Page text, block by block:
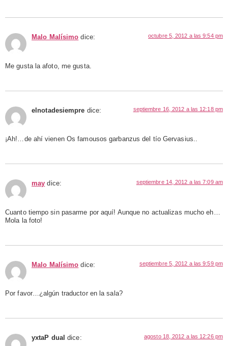
Malo Malísimo dice: octubre 5, 2012 a las 9:54 pm
Me gusta la afoto, me gusta.
elnotadesiempre dice: septiembre 16, 2012 a las 12:18 pm
¡Ah!…de ahí vienen Os famousos garbanzus del tío Gervasius..
may dice: septiembre 14, 2012 a las 7:09 am
Cuanto tiempo sin pasarme por aquí! Aunque no actualizas mucho eh…
Mola la foto!
Malo Malísimo dice: septiembre 5, 2012 a las 9:59 pm
Por favor…¿algún traductor en la sala?
yxtaP dual dice: agosto 18, 2012 a las 12:26 pm